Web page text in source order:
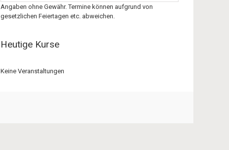
Angaben ohne Gewähr. Termine können aufgrund von
gesetzlichen Feiertagen etc. abweichen.
Heutige Kurse
Keine Veranstaltungen